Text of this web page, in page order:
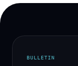
BULLETIN